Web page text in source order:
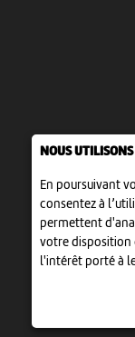
NOUS
En poursuivant
consentez à
permettent
votre disposition
l'intérêt porté à